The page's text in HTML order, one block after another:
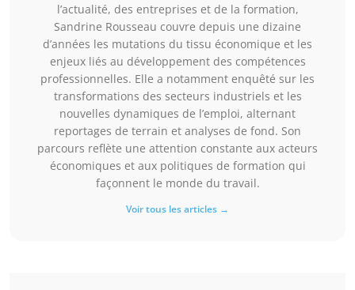
l’actualité, des entreprises et de la formation,
Sandrine Rousseau couvre depuis une dizaine
d’années les mutations du tissu économique et les
enjeux liés au développement des compétences
professionnelles. Elle a notamment enquêté sur les
transformations des secteurs industriels et les
nouvelles dynamiques de l’emploi, alternant
reportages de terrain et analyses de fond. Son
parcours reflète une attention constante aux acteurs
économiques et aux politiques de formation qui
façonnent le monde du travail.
Voir tous les articles →